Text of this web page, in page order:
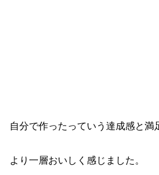
自分で作ったっていう達成感と満
より一層おいしく感じました。